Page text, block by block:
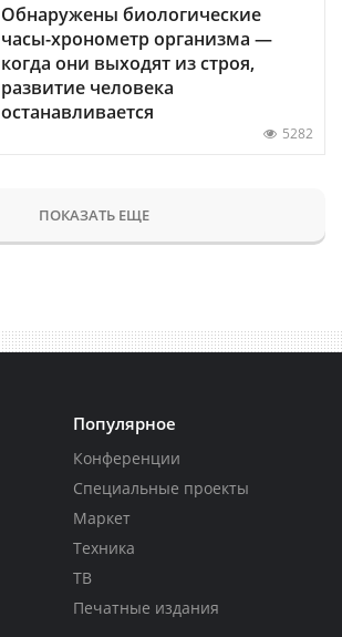
Обнаружены биологические
часы-хронометр организма —
когда они выходят из строя,
развитие человека
останавливается
5282
ПОКАЗАТЬ ЕЩЕ
Популярное
Конференции
Специальные проекты
Маркет
Техника
ТВ
Печатные издания